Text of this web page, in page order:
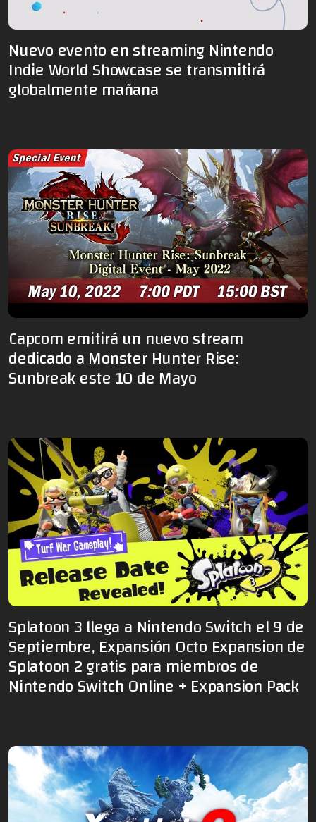
Nuevo evento en streaming Nintendo
Indie World Showcase se transmitirá
globalmente mañana
Capcom emitirá un nuevo stream
dedicado a Monster Hunter Rise:
Sunbreak este 10 de Mayo
Splatoon 3 llega a Nintendo Switch el 9 de
Septiembre, Expansión Octo Expansion de
Splatoon 2 gratis para miembros de
Nintendo Switch Online + Expansion Pack